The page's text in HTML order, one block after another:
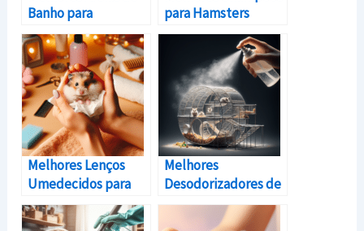
Banho para
Hamsters
para Hamsters
Melhores Lenços
Umedecidos para
Hamsters
Melhores
Desodorizadores de
Gaiola para
Hamsters